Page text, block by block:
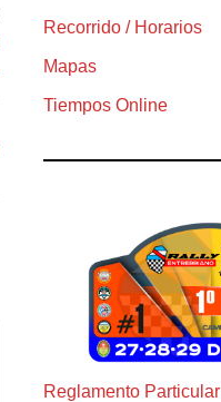
Recorrido / Horarios
Mapas
Tiempos Online
Reglamento Particular